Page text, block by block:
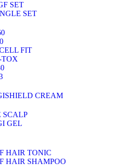
SET
SET
FIT
CREAM
SCALP
GEL
HAIR TONIC
HAIR SHAMPOO